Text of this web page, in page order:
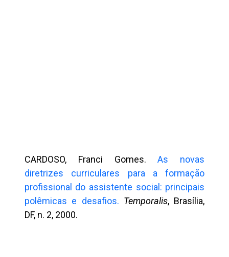
CARDOSO, Franci Gomes.As novas
diretrizes curriculares para a formação
profissional do assistente social: principais
polêmicas e desafios. Temporalis, Brasília,
DF, n. 2, 2000.